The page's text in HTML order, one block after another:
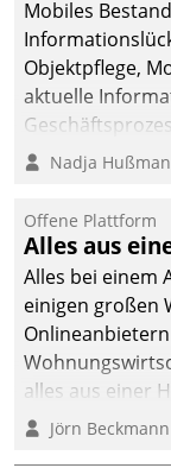
Mobiles
Objektpflege,
aktuelle
Nadja
Offene Plattform
Alles aus
Alles bei einem
einigen großen
alles aus einer
Jörn Beckmann